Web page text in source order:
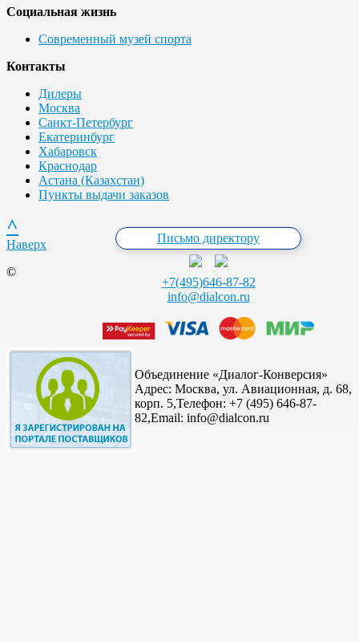
Социальная жизнь
Современный музей спорта
Контакты
Дилеры
Москва
Санкт-Петербург
Екатеринбург
Хабаровск
Краснодар
Астана (Казахстан)
Пункты выдачи заказов
Письмо директору
+7(495)646-87-82
info@dialcon.ru
^
Наверх
©
Объединение «Диалог-Конверсия»
Адрес: Москва, ул. Авиационная, д. 68,
корп. 5,Телефон: +7 (495) 646-87-
82,Email: info@dialcon.ru